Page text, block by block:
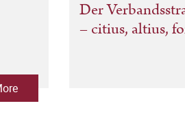
Der
– citius, altius,